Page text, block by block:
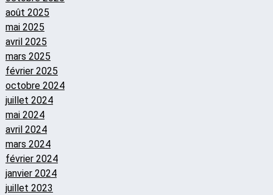
août 2025
mai 2025
avril 2025
mars 2025
février 2025
octobre 2024
juillet 2024
mai 2024
avril 2024
mars 2024
février 2024
janvier 2024
juillet 2023